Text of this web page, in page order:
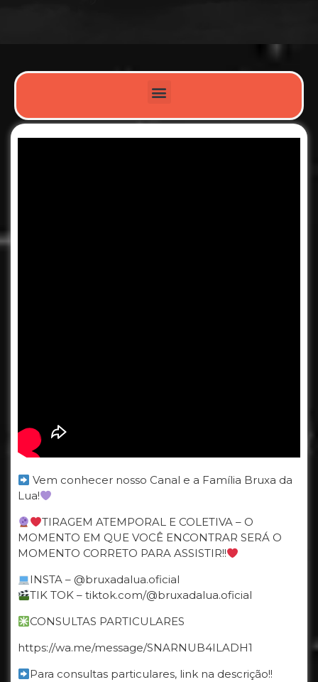
Vem conhecer nosso Canal e a Família Bruxa da
Lua!
TIRAGEM ATEMPORAL E COLETIVA – O
MOMENTO EM QUE VOCÊ ENCONTRAR SERÁ O
MOMENTO CORRETO PARA ASSISTIR!!
INSTA – @bruxadalua.oficial
TIK TOK – tiktok.com/@bruxadalua.oficial
CONSULTAS PARTICULARES
https://wa.me/message/SNARNUB4ILADH1
Para consultas particulares, link na descrição!!